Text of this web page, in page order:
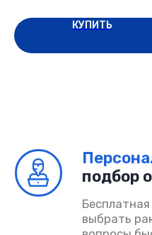
КУПИТЬ
Согласие на обработку
Политика конфиденциальности
Договор-оферта
Доставка и оплата
Возврат и обмен
ИП Шмакова Алина Владимировна